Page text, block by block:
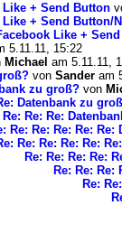
Like + Send Button
Like + Send Button/
Like +
5.11.11, 15:22
Michael am 5.11.11,
von Sander am
zu groß? von
Datenbank zu
Re: Re: Re:
Re: Re: Re: Re:
Re: Re: Re: Re:
Re: Re: Re: Re:
Re: Re: Re:
Re: